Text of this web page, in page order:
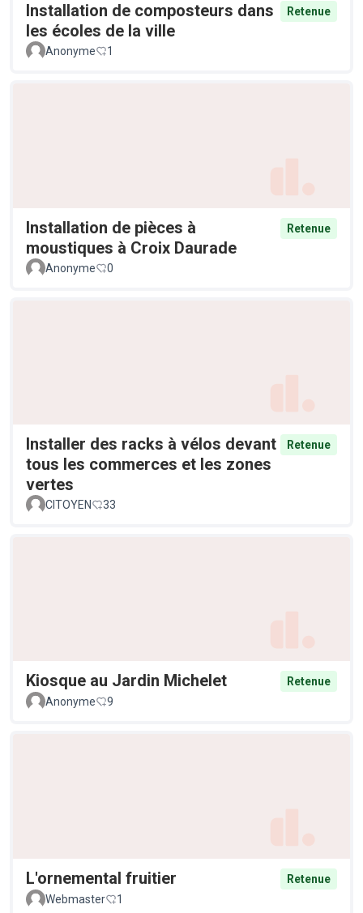
Installation de composteurs dans
les écoles de la ville
Retenue
Anonyme 1
Installation de pièces à
moustiques à Croix Daurade
Retenue
Anonyme 0
Installer des racks à vélos devant
tous les commerces et les zones
vertes
Retenue
CITOYEN 33
Kiosque au Jardin Michelet
Retenue
Anonyme
9
L'ornemental fruitier
Retenue
Webmaster
1